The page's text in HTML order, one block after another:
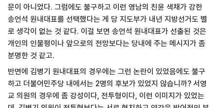
문이 아니었다. 그럼에도 불구하고 이런 영남의 친윤 색채가 강한
송언석 원내대표를 선택했다는 게 당 지도부가 내년 지방선거도 별
로 생각이 없는 것 같다. 이걸 보면 송언석 원내대표가 선출된 것은
개인의 인물평이나 앞으로의 전망보다는 당내에 주는 메시지가 좀
분명한 것 같고.
반면에 김병기 원내대표의 경우에는 그런 논란이 있었음에도 불구
하고 더불어민주당 내에서는 2명의 후보가 있었지 않습니까? 서영
교 의원의 경우에 좀 강성이다, 전투형이다, 이런 이미지가 있었는